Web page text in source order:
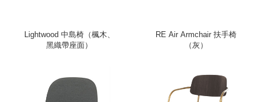
Lightwood 中島椅（楓木、
黑織帶座面）
RE Air Armchair 扶手椅
（灰）